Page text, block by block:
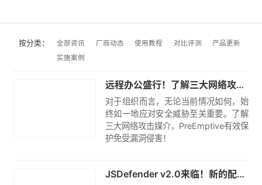
按分类： 全部资讯 厂商动态 使用教程 对比评测
产品更新
实施案例
远程办公盛行！了解三大网络攻击媒介，PreEmptive有效保护免受漏洞侵害！
对于组织而言，无论当前情况如何，始
终如一地应对安全威胁至关重要。了解
三大网络攻击媒介，PreEmptive有效保
护免受漏洞侵害！
JSDefender v2.0来临！新的配置文件格式，新的保护转换，强效保护JavaScript代码免受侵害！